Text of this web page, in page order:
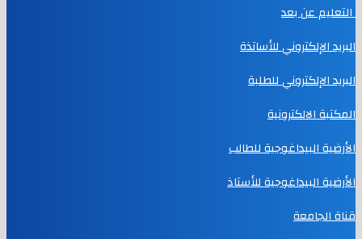
التعليم عن بعد
البريد الإلكتروني للأساتذة
البريد الإلكتروني للطلبة
المكتبة الالكترونية
الأرضية البيداغوجية للطالب
الأرضية البيداغوجية للأستاذ
قناة الجامعة